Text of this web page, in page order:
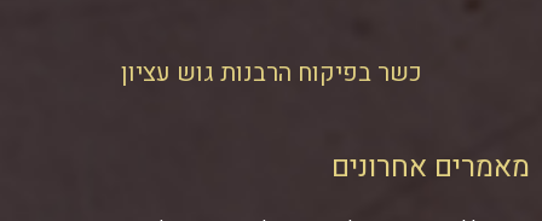
כשר בפיקוח הרבנות גוש עציון
מאמרים אחרונים